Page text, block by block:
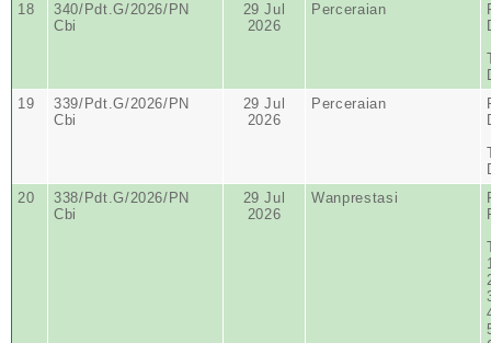
18
340/Pdt.G/2026/PN
Cbi
29 Jul
2026
Perceraian
19
339/Pdt.G/2026/PN
Cbi
29 Jul
2026
Perceraian
20
338/Pdt.G/2026/PN
Cbi
29 Jul
2026
Wanprestasi